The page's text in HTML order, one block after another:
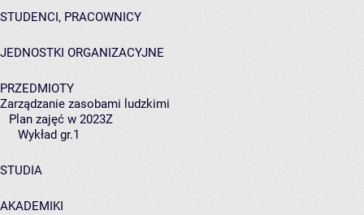
STUDENCI, PRACOWNICY
JEDNOSTKI ORGANIZACYJNE
PRZEDMIOTY
Zarządzanie zasobami ludzkimi
Plan zajęć w 2023Z
Wykład gr.1
STUDIA
AKADEMIKI